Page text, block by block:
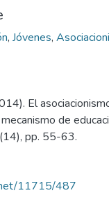
, Jóvenes,
El
de
pp. 55-63.
11715/487